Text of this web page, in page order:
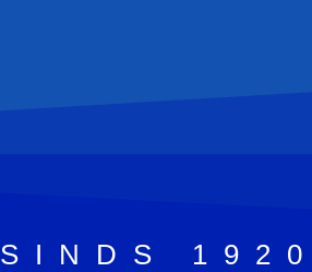
SINDS 1920